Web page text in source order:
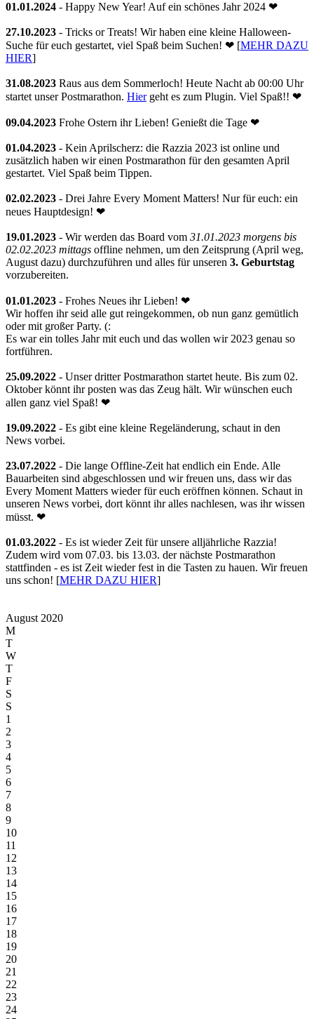
01.01.2024 - Happy New Year! Auf ein schönes Jahr 2024 ❤
27.10.2023 - Tricks or Treats! Wir haben eine kleine Halloween-
Suche für euch gestartet, viel Spaß beim Suchen! ❤ [MEHR DAZU
HIER]
31.08.2023 Raus aus dem Sommerloch! Heute Nacht ab 00:00 Uhr
startet unser Postmarathon. Hiergeht es zum Plugin. Viel Spaß!! ❤
09.04.2023 Frohe Ostern ihr Lieben! Genießt die Tage ❤
01.04.2023 - Kein Aprilscherz: die Razzia 2023 ist online und
zusätzlich haben wir einen Postmarathon für den gesamten April
gestartet. Viel Spaß beim Tippen.
02.02.2023 - Drei Jahre Every Moment Matters! Nur für euch: ein
neues Hauptdesign! ❤
19.01.2023 - Wir werden das Board vom 31.01.2023 morgens bis
02.02.2023 mittags offline nehmen, um den Zeitsprung (April weg,
August dazu) durchzuführen und alles für unseren 3. Geburtstag
vorzubereiten.
01.01.2023 - Frohes Neues ihr Lieben! ❤
Wir hoffen ihr seid alle gut reingekommen, ob nun ganz gemütlich
oder mit großer Party. (:
Es war ein tolles Jahr mit euch und das wollen wir 2023 genau so
fortführen.
25.09.2022 - Unser dritter Postmarathon startet heute. Bis zum 02.
Oktober könnt ihr posten was das Zeug hält. Wir wünschen euch
allen ganz viel Spaß! ❤
19.09.2022 - Es gibt eine kleine Regeländerung, schaut in den
News vorbei.
23.07.2022 - Die lange Offline-Zeit hat endlich ein Ende. Alle
Bauarbeiten sind abgeschlossen und wir freuen uns, dass wir das
Every Moment Matters wieder für euch eröffnen können. Schaut in
unseren News vorbei, dort könnt ihr alles nachlesen, was ihr wissen
müsst. ❤
01.03.2022 - Es ist wieder Zeit für unsere alljährliche Razzia!
Zudem wird vom 07.03. bis 13.03. der nächste Postmarathon
stattfinden - es ist Zeit wieder fest in die Tasten zu hauen. Wir freuen
uns schon! [MEHR DAZU HIER]
August 2020
M
T
W
T
F
S
S
1
2
3
4
5
6
7
8
9
10
11
12
13
14
15
16
17
18
19
20
21
22
23
24